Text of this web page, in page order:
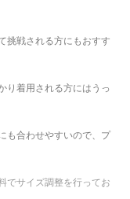
挑戦される方にもおすす
り着用される方にはうっ
も合わせやすいので、プ
でサイズ調整を行ってお